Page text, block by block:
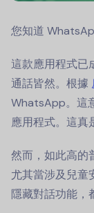
您知道
這款應用程式已
通話皆然。根據
WhatsApp。這
應用程式。這真
然而，如此高的
尤其當涉及兒童
隱藏對話功能，